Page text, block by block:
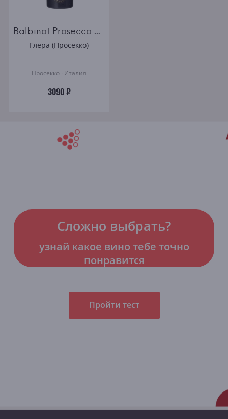
Balbinot Prosecco Millesimo DOC
Глера (Просекко)
Просекко · Италия
3090 ₽
Сложно выбрать?
узнай какое вино тебе точно
понравится
Пройти тест